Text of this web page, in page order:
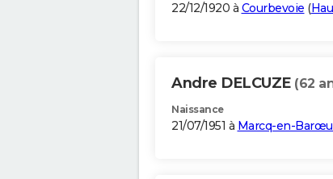
22/12/1920 à Courbevoie (
Andre DELCUZE (62
Naissance
21/07/1951 à Marcq-en-